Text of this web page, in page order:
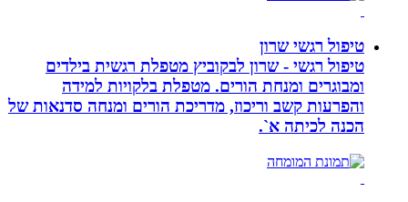
טיפול רגשי שרון
טיפול רגשי - שרון לבקוביץ מטפלת רגשית בילדים
ומבוגרים ומנחת הורים. מטפלת בלקויות למידה
והפרעות קשב וריכוז, מדריכת הורים ומנחה סדנאות של
הכנה לכיתה א`.